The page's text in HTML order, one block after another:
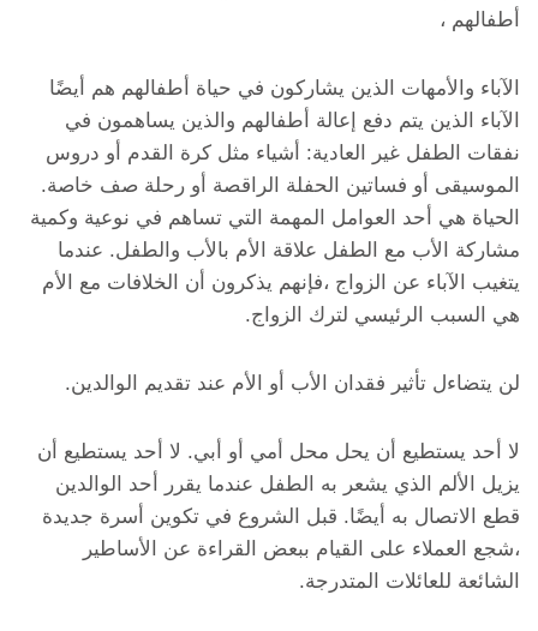
أطفالهم ،
الآباء والأمهات الذين يشاركون في حياة أطفالهم هم أيضًا
الآباء الذين يتم دفع إعالة أطفالهم والذين يساهمون في
نفقات الطفل غير العادية: أشياء مثل كرة القدم أو دروس
الموسيقى أو فساتين الحفلة الراقصة أو رحلة صف خاصة.
الحياة هي أحد العوامل المهمة التي تساهم في نوعية وكمية
مشاركة الأب مع الطفل علاقة الأم بالأب والطفل. عندما
يتغيب الآباء عن الزواج ،فإنهم يذكرون أن الخلافات مع الأم
هي السبب الرئيسي لترك الزواج.
لن يتضاءل تأثير فقدان الأب أو الأم عند تقديم الوالدين.
لا أحد يستطيع أن يحل محل أمي أو أبي. لا أحد يستطيع أن
يزيل الألم الذي يشعر به الطفل عندما يقرر أحد الوالدين
قطع الاتصال به أيضًا. قبل الشروع في تكوين أسرة جديدة
،شجع العملاء على القيام ببعض القراءة عن الأساطير
الشائعة للعائلات المتدرجة.